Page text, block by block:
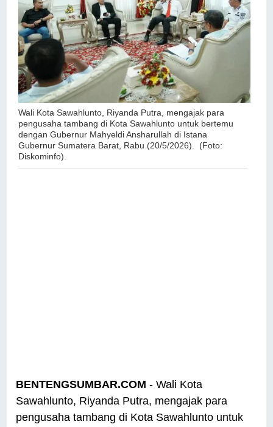
Wali Kota Sawahlunto, Riyanda Putra, mengajak para
pengusaha tambang di Kota Sawahlunto untuk bertemu
dengan Gubernur Mahyeldi Ansharullah di Istana
Gubernur Sumatera Barat, Rabu (20/5/2026). (Foto:
Diskominfo).
BENTENGSUMBAR.COM - Wali Kota
Sawahlunto, Riyanda Putra, mengajak para
pengusaha tambang di Kota Sawahlunto untuk